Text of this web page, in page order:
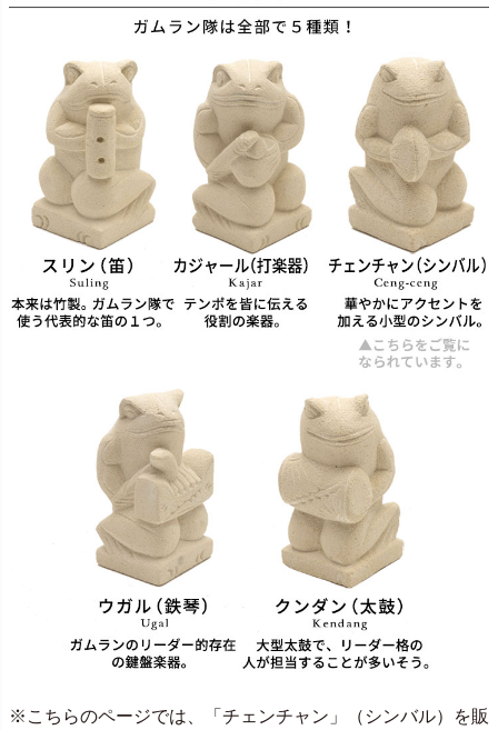
※こちらのページでは、「チェンチャン」（シンバル）を販